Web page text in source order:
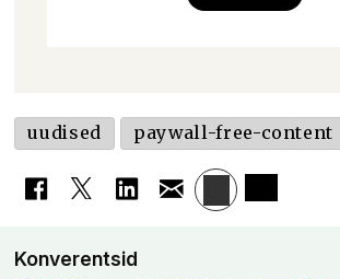
uudised paywall-free-content
Konverentsid